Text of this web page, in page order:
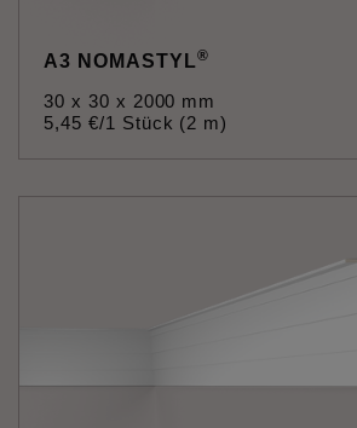
A3 NOMASTYL®
30 x 30 x 2000 mm
5,45 €/1 Stück (2 m)